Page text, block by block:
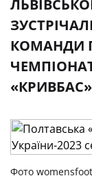
КОМАНДИ
Фото